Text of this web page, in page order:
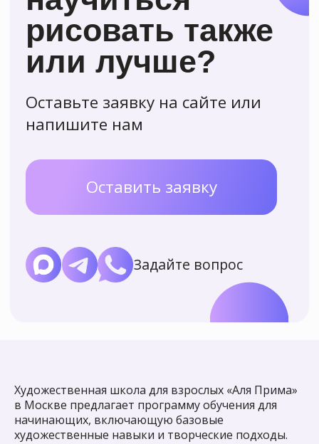
Художественная школа для взрослых «Аля Прима»
в Москве предлагает программу обучения для
начинающих, включающую базовые
художественные навыки и творческие подходы.
Приходите к нам
учиться рисовать!